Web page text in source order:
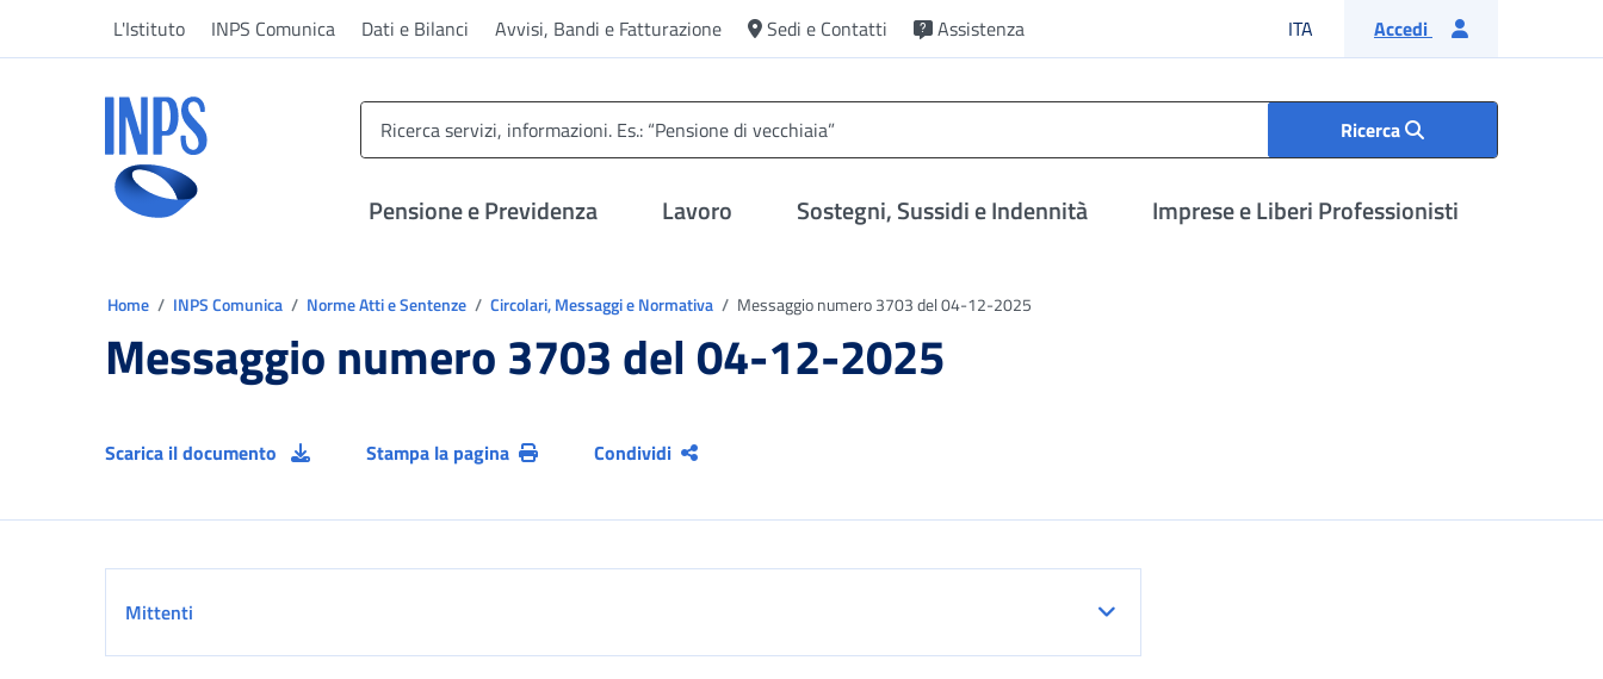
L'Istituto INPS Comunica Dati e Bilanci Avvisi, Bandi e Fatturazione Sedi e Contatti Assistenza ITA Lingua italiana
Accedi
Ricerca
Pensione e Previdenza Lavoro Sostegni, Sussidi e Indennità Imprese e Liberi Professionisti
Home INPS Comunica Norme Atti e Sentenze Circolari, Messaggi e Normativa Messaggio numero 3703 del 04-12-2025
Messaggio numero 3703 del 04-12-2025
Scarica il documento Stampa la pagina Condividi
Mittenti